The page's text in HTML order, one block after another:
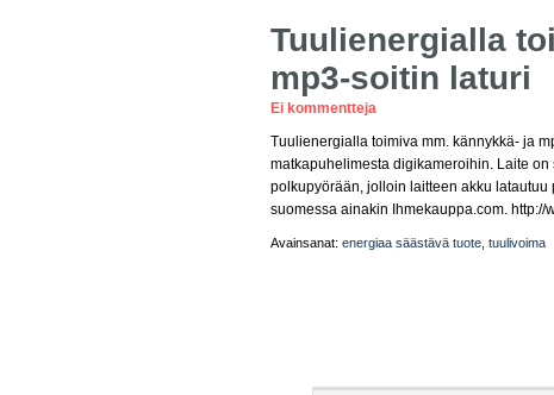
Tuulienergialla
mp3-soitin laturi
Ei kommentteja
Tuulienergialla toimiva mm. kännykkä- ja
matkapuhelimesta digikameroihin. Laite
polkupyörään, jolloin laitteen akku
suomessa ainakin Ihmekauppa.com.
Avainsanat: energiaa säästävä tuote tuulivoima